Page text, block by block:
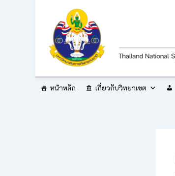
หน้าหลัก เกี่ยวกับวิทยาเขต